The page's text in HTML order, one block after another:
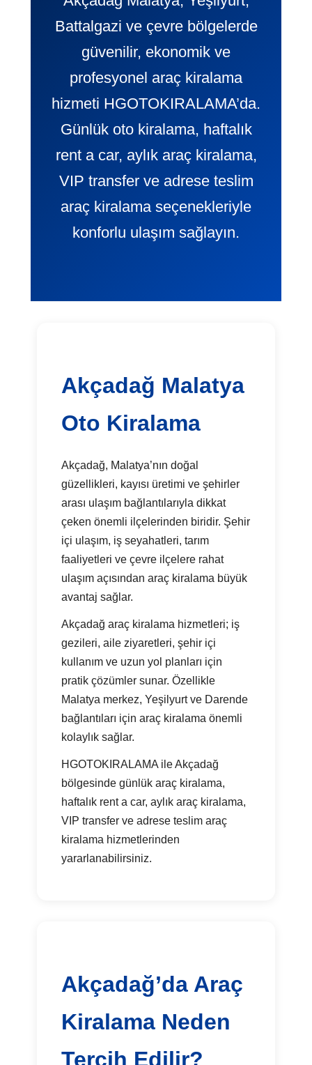
Battalgazi ve çevre bölgelerde
güvenilir, ekonomik ve
profesyonel araç kiralama
hizmeti HGOTOKIRALAMA’da.
Günlük oto kiralama, haftalık
rent a car, aylık araç kiralama,
VIP transfer ve adrese teslim
araç kiralama seçenekleriyle
konforlu ulaşım sağlayın.
Akçadağ Malatya
Oto Kiralama
Akçadağ, Malatya’nın doğal
güzellikleri, kayısı üretimi ve şehirler
arası ulaşım bağlantılarıyla dikkat
çeken önemli ilçelerinden biridir. Şehir
içi ulaşım, iş seyahatleri, tarım
faaliyetleri ve çevre ilçelere rahat
ulaşım açısından araç kiralama büyük
avantaj sağlar.
Akçadağ araç kiralama hizmetleri; iş
gezileri, aile ziyaretleri, şehir içi
kullanım ve uzun yol planları için
pratik çözümler sunar. Özellikle
Malatya merkez, Yeşilyurt ve Darende
bağlantıları için araç kiralama önemli
kolaylık sağlar.
HGOTOKIRALAMA ile Akçadağ
bölgesinde günlük araç kiralama,
haftalık rent a car, aylık araç kiralama,
VIP transfer ve adrese teslim araç
kiralama hizmetlerinden
yararlanabilirsiniz.
Akçadağ’da Araç
Kiralama Neden
Tercih Edilir?